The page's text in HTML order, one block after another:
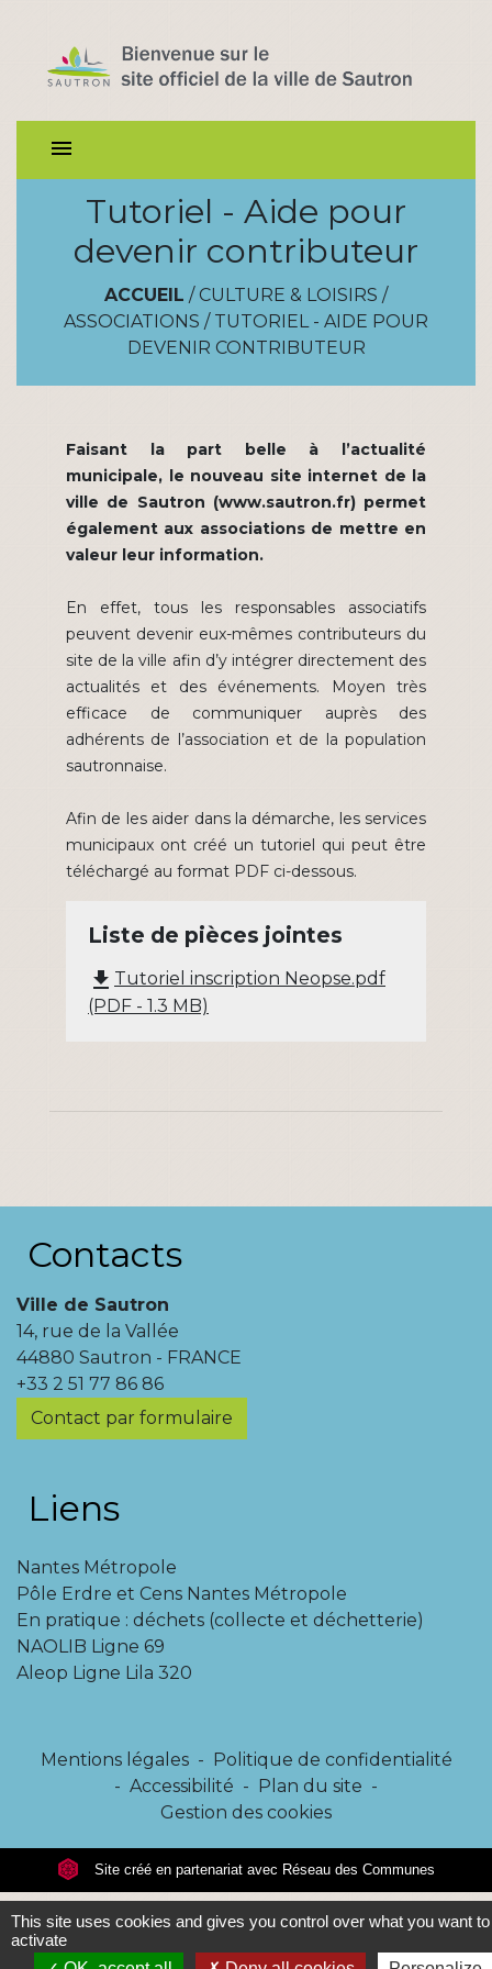
menu
Tutoriel - Aide pour
devenir contributeur
ACCUEIL / CULTURE & LOISIRS /
ASSOCIATIONS / TUTORIEL - AIDE POUR
DEVENIR CONTRIBUTEUR
Faisant la part belle à l’actualité
municipale, le nouveau site internet de la
ville de Sautron (www.sautron.fr) permet
également aux associations de mettre en
valeur leur information.
En effet, tous les responsables associatifs
peuvent devenir eux-mêmes contributeurs du
site de la ville afin d’y intégrer directement des
actualités et des événements. Moyen très
efficace de communiquer auprès des
adhérents de l’association et de la population
sautronnaise.
Afin de les aider dans la démarche, les services
municipaux ont créé un tutoriel qui peut être
téléchargé au format PDF ci-dessous.
Liste de pièces jointes
file_download Tutoriel inscription Neopse.pdf
(PDF - 1.3 MB)
Contacts
Ville de Sautron
14, rue de la Vallée
44880 Sautron - FRANCE
+33 2 51 77 86 86
Contact par formulaire
Liens
Nantes Métropole
Pôle Erdre et Cens Nantes Métropole
En pratique : déchets (collecte et déchetterie)
NAOLIB Ligne 69
Aleop Ligne Lila 320
Mentions légales - Politique de confidentialité
- Accessibilité - Plan du site -
Gestion des cookies
Site créé en partenariat avec Réseau des Communes
This site uses cookies and gives you control over what you want to
activate